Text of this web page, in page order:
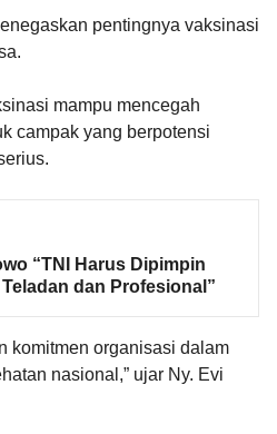
pentingnya vaksinasi
mampu mencegah
campak yang berpotensi
“TNI Harus Dipimpin
dan Profesional”
komitmen organisasi dalam
nasional,” ujar Ny. Evi